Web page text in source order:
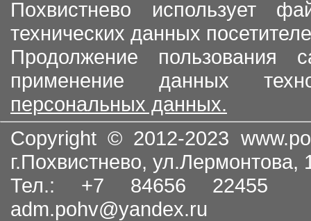
Похвистнево использует
технических данных
Продолжение пользования
применение данных
персональных данных.
Copyright © 2012-2023
г.Похвистнево, ул.Лермонтова,
Тел.: +7 84656
adm.pohv@yandex.ru